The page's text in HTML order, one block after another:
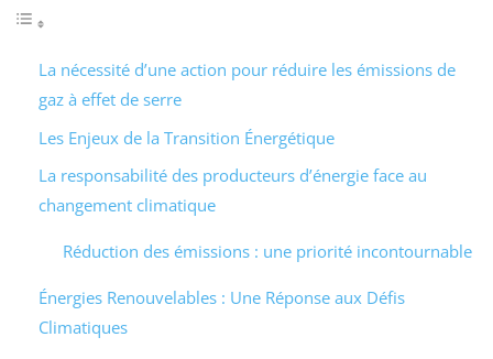
La nécessité d’une action pour réduire les émissions de
gaz à effet de serre
Les Enjeux de la Transition Énergétique
La responsabilité des producteurs d’énergie face au
changement climatique
Réduction des émissions : une priorité incontournable
Énergies Renouvelables : Une Réponse aux Défis
Climatiques